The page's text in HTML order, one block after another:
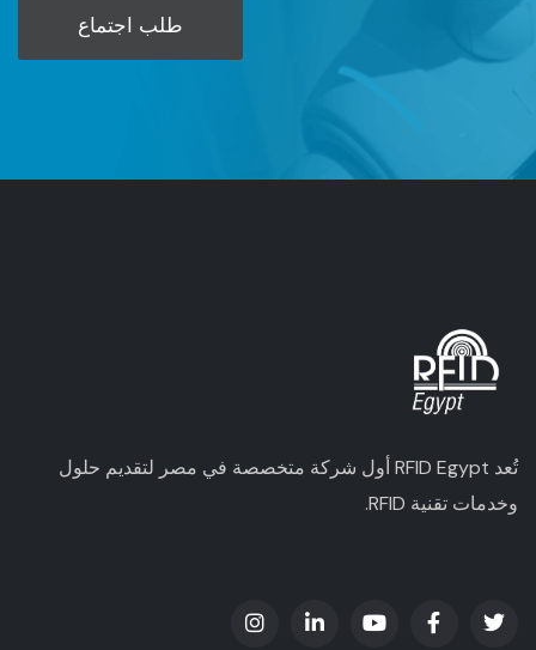
طلب اجتماع
تُعد RFID Egypt أول شركة متخصصة في مصر لتقديم حلول
وخدمات تقنية RFID.